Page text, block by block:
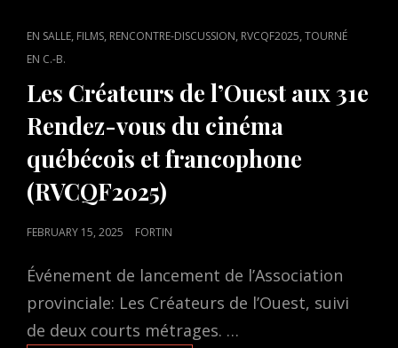
CAT
LINKS
EN SALLE, FILMS, RENCONTRE-DISCUSSION, RVCQF2025,TOURNÉ
EN C.-B.
Les Créateurs de l’Ouest aux 31e
Rendez-vous du cinéma
québécois et francophone
(RVCQF2025)
POSTED
FEBRUARY 15, 2025 FORTIN
Événement de lancement de l’Association
provinciale: Les Créateurs de l’Ouest, suivi
de deux courts métrages. …